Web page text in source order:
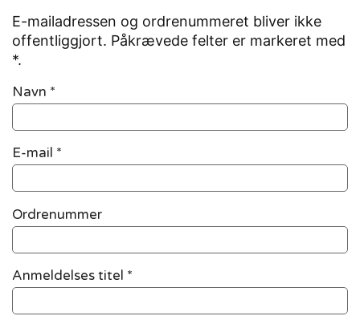
E-mailadressen og ordrenummeret bliver ikke
offentliggjort. Påkrævede felter er markeret med
*.
Navn *
E-mail *
Ordrenummer
Anmeldelses titel *